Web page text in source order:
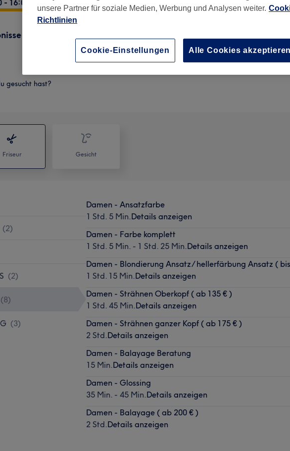
16:00
2 Std.Details anzeigen
gesucht hast?
Friseur Gesicht
(2)
(2)
(8)
(3)
Damen - Ansatzfarbe
1 Std. 5 Min.Details anzeigen
Damen - Farbe komplett
1 Std. 5 Min. - 1 Std. 25 Min.Details anzeigen
Damen - Blondierung Ansatz/ hellerfärbung Ansatz (
1 Std. 15 Min.Details anzeigen
Damen - Strähnen Oberkopf ( ab 135 € )
1 Std. 45 Min.Details anzeigen
Damen - Strähnen ganzer Kopf ( ab 175 € )
2 Std.Details anzeigen
Damen - Balayage Beratung
15 Min.Details anzeigen
Damen - Glossing
35 Min. - 45 Min.Details anzeigen
Damen - Balayage ( ab 200 € )
2 Std.Details anzeigen
unsere Partner für soziale Medien, Werbung und Analysen weiter.
Richtlinien
Cookie-Einstellungen Alle Cookies